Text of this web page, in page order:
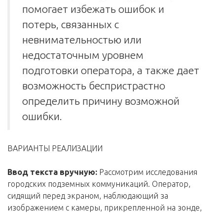
помогает избежать ошибок и
потерь, связанных с
невнимательностью или
недостаточным уровнем
подготовки оператора, а также дает
возможность беспристрастно
определить причину возможной
ошибки.
ВАРИАНТЫ РЕАЛИЗАЦИИ
Ввод текста вручную: Рассмотрим исследования
городских подземных коммуникаций. Оператор,
сидящий перед экраном, наблюдающий за
изображением с камеры, прикрепленной на зонде,